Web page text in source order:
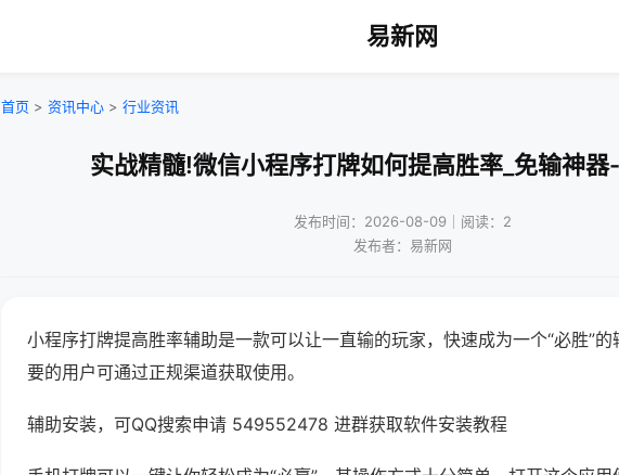
易新网
首页 > 资讯中心 > 行业资讯
实战精髓!微信小程序打牌如何提高胜率_免输神器
发布时间：2026-08-09｜阅读：2
发布者：易新网
小程序打牌提高胜率辅助是一款可以让一直输的玩家，快速成为一个“必胜”
要的用户可通过正规渠道获取使用。
辅助安装，可QQ搜索申请 549552478 进群获取软件安装教程